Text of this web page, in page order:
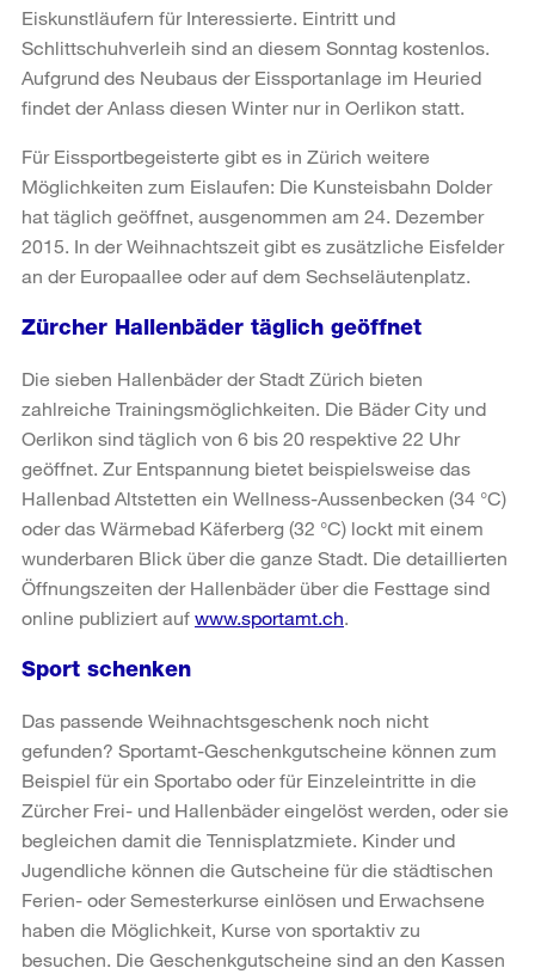
Eiskunstläufern für Interessierte. Eintritt und
Schlittschuhverleih sind an diesem Sonntag kostenlos.
Aufgrund des Neubaus der Eissportanlage im Heuried
findet der Anlass diesen Winter nur in Oerlikon statt.
Für Eissportbegeisterte gibt es in Zürich weitere
Möglichkeiten zum Eislaufen: Die Kunsteisbahn Dolder
hat täglich geöffnet, ausgenommen am 24. Dezember
2015. In der Weihnachtszeit gibt es zusätzliche Eisfelder
an der Europaallee oder auf dem Sechseläutenplatz.
Zürcher Hallenbäder täglich geöffnet
Die sieben Hallenbäder der Stadt Zürich bieten
zahlreiche Trainingsmöglichkeiten. Die Bäder City und
Oerlikon sind täglich von 6 bis 20 respektive 22 Uhr
geöffnet. Zur Entspannung bietet beispielsweise das
Hallenbad Altstetten ein Wellness-Aussenbecken (34 °C)
oder das Wärmebad Käferberg (32 °C) lockt mit einem
wunderbaren Blick über die ganze Stadt. Die detaillierten
Öffnungszeiten der Hallenbäder über die Festtage sind
online publiziert auf www.sportamt.ch
Sport schenken
Das passende Weihnachtsgeschenk noch nicht
gefunden? Sportamt-Geschenkgutscheine können zum
Beispiel für ein Sportabo oder für Einzeleintritte in die
Zürcher Frei- und Hallenbäder eingelöst werden, oder sie
begleichen damit die Tennisplatzmiete. Kinder und
Jugendliche können die Gutscheine für die städtischen
Ferien- oder Semesterkurse einlösen und Erwachsene
haben die Möglichkeit, Kurse von sportaktiv zu
besuchen. Die Geschenkgutscheine sind an den Kassen